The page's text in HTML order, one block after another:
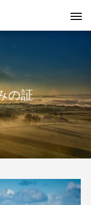
の証